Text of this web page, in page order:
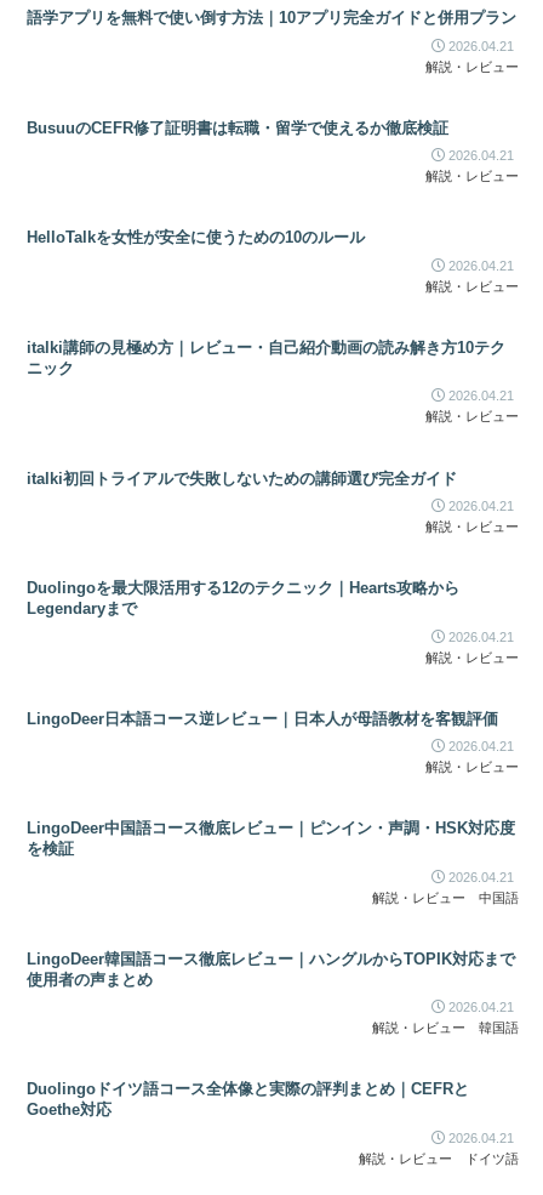
語学アプリを無料で使い倒す方法｜10アプリ完全ガイドと併用プラン
2026.04.21
解説・レビュー
BusuuのCEFR修了証明書は転職・留学で使えるか徹底検証
2026.04.21
解説・レビュー
HelloTalkを女性が安全に使うための10のルール
2026.04.21
解説・レビュー
italki講師の見極め方｜レビュー・自己紹介動画の読み解き方10テク
ニック
2026.04.21
解説・レビュー
italki初回トライアルで失敗しないための講師選び完全ガイド
2026.04.21
解説・レビュー
Duolingoを最大限活用する12のテクニック｜Hearts攻略から
Legendaryまで
2026.04.21
解説・レビュー
LingoDeer日本語コース逆レビュー｜日本人が母語教材を客観評価
2026.04.21
解説・レビュー
LingoDeer中国語コース徹底レビュー｜ピンイン・声調・HSK対応度
を検証
2026.04.21
解説・レビュー
中国語
LingoDeer韓国語コース徹底レビュー｜ハングルからTOPIK対応まで
使用者の声まとめ
2026.04.21
解説・レビュー
韓国語
Duolingoドイツ語コース全体像と実際の評判まとめ｜CEFRと
Goethe対応
2026.04.21
解説・レビュー
ドイツ語